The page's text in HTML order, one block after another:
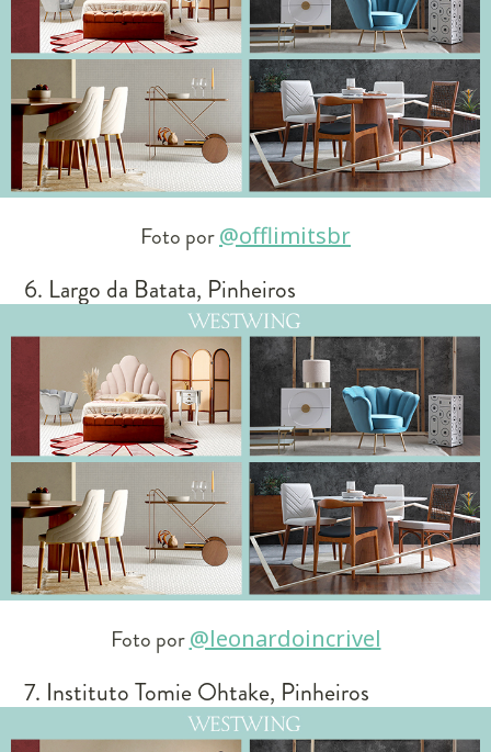
Foto por@offlimitsbr
6. Largo da Batata, Pinheiros
Foto por@leonardoincrivel
7. Instituto Tomie Ohtake, Pinheiros